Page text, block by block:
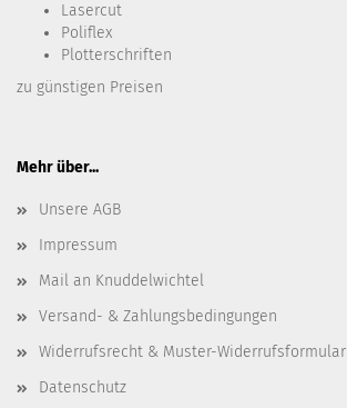
Lasercut
Poliflex
Plotterschriften
zu günstigen Preisen
Mehr über...
Unsere AGB
Impressum
Mail an Knuddelwichtel
Versand- & Zahlungsbedingungen
Widerrufsrecht & Muster-Widerrufsformular
Datenschutz